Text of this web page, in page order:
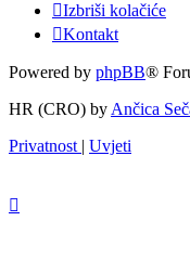
Izbriši kolačiće
Kontakt
Powered by phpBB®
HR (CRO) by Ančica
Privatnost | Uvjeti